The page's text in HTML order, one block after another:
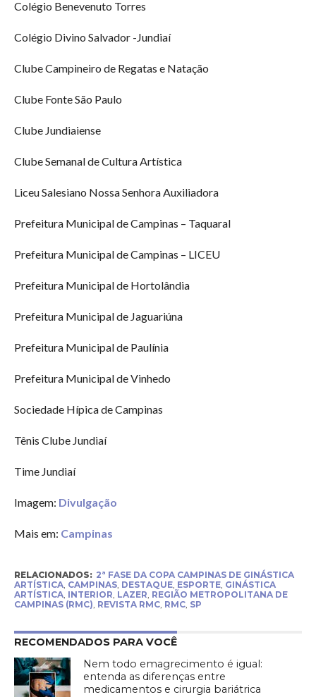
Colégio Benevenuto Torres
Colégio Divino Salvador -Jundiaí
Clube Campineiro de Regatas e Natação
Clube Fonte São Paulo
Clube Jundiaiense
Clube Semanal de Cultura Artística
Liceu Salesiano Nossa Senhora Auxiliadora
Prefeitura Municipal de Campinas – Taquaral
Prefeitura Municipal de Campinas – LICEU
Prefeitura Municipal de Hortolândia
Prefeitura Municipal de Jaguariúna
Prefeitura Municipal de Paulínia
Prefeitura Municipal de Vinhedo
Sociedade Hípica de Campinas
Tênis Clube Jundiaí
Time Jundiaí
Imagem: Divulgação
Mais em: Campinas
RELACIONADOS: 2ª FASE DA COPA CAMPINAS DE GINÁSTICA
ARTÍSTICA, CAMPINAS, DESTAQUE, ESPORTE, GINÁSTICA
ARTÍSTICA, INTERIOR, LAZER, REGIÃO METROPOLITANA DE
CAMPINAS (RMC), REVISTA RMC, RMC, SP
RECOMENDADOS PARA VOCÊ
Nem todo emagrecimento é igual:
entenda as diferenças entre
medicamentos e cirurgia bariátrica